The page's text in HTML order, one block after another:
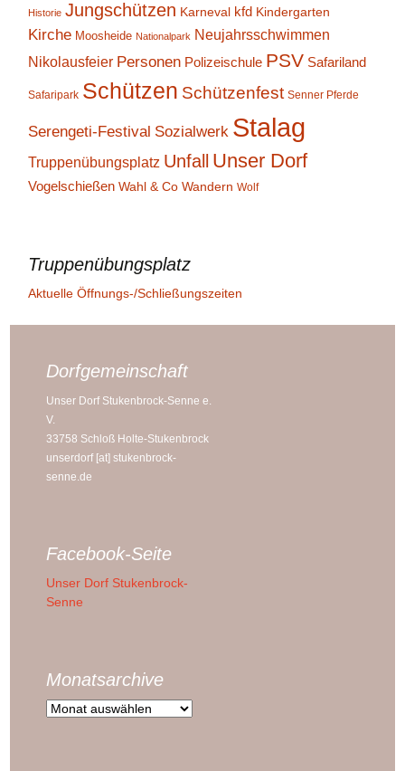
Historie Jungschützen Karneval kfd Kindergarten
Kirche Moosheide Nationalpark Neujahrsschwimmen
Nikolausfeier Personen Polizeischule PSV Safariland
Safaripark Schützen Schützenfest Senner Pferde
Serengeti-Festival Sozialwerk Stalag
Truppenübungsplatz Unfall Unser Dorf
Vogelschießen Wahl & Co Wandern Wolf
Truppenübungsplatz
Aktuelle Öffnungs-/Schließungszeiten
Dorfgemeinschaft
Unser Dorf Stukenbrock-Senne e.
V.
33758 Schloß Holte-Stukenbrock
unserdorf [at] stukenbrock-
senne.de
Facebook-Seite
Unser Dorf Stukenbrock-
Senne
Monatsarchive
Monatsarchive